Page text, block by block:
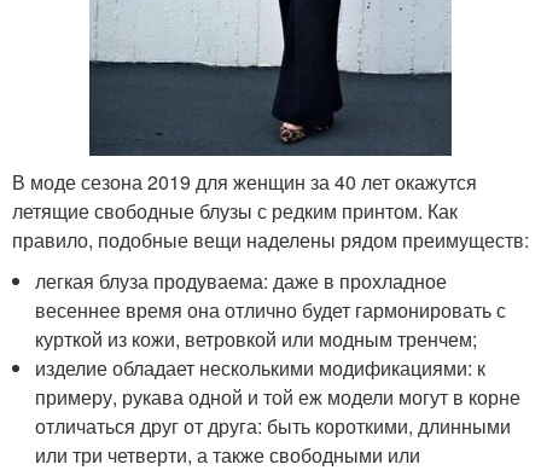
В моде сезона 2019 для женщин за 40 лет окажутся
летящие свободные блузы с редким принтом. Как
правило, подобные вещи наделены рядом преимуществ:
легкая блуза продуваема: даже в прохладное
весеннее время она отлично будет гармонировать с
курткой из кожи, ветровкой или модным тренчем;
изделие обладает несколькими модификациями: к
примеру, рукава одной и той еж модели могут в корне
отличаться друг от друга: быть короткими, длинными
или три четверти, а также свободными или